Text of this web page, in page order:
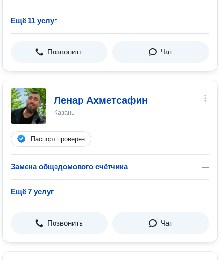
Ещё 11 услуг
Позвонить Чат
Ленар Ахметсафин
Казань
Паспорт проверен
Замена общедомового счётчика —
Ещё 7 услуг
Позвонить Чат